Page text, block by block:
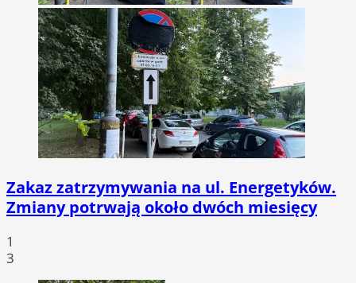
Zakaz zatrzymywania na ul. Energetyków.
Zmiany potrwają około dwóch miesięcy
1
3